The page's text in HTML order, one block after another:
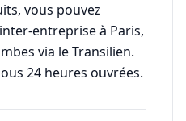
vous pouvez
entreprise à Paris,
via le Transilien.
24 heures ouvrées.